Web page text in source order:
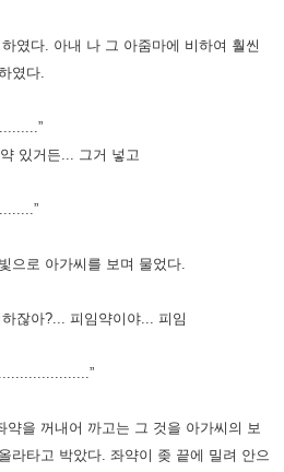
였다. 아내 나 그 아줌마에 비하여 훨씬
였다.
있거든... 그거 넣고
으로 아가씨를 보며 물었다.
잖아?... 피임약이야... 피임
약을 꺼내어 까고는 그 것을 아가씨의 보
라타고 박았다. 좌약이 좆 끝에 밀려 안으